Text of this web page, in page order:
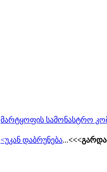
მარტყოფის სამონასტრო
<უკან დაბრუნება...